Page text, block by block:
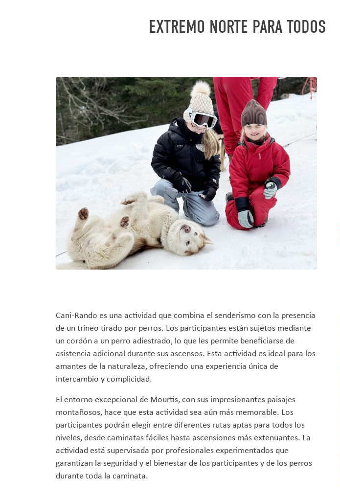
EXTREMO NORTE PARA TODOS
Cani-Rando es una actividad que combina el senderismo con la presencia
de un trineo tirado por perros. Los participantes están sujetos mediante
un cordón a un perro adiestrado, lo que les permite beneficiarse de
asistencia adicional durante sus ascensos. Esta actividad es ideal para los
amantes de la naturaleza, ofreciendo una experiencia única de
intercambio y complicidad.
El entorno excepcional de Mourtis, con sus impresionantes paisajes
montañosos, hace que esta actividad sea aún más memorable. Los
participantes podrán elegir entre diferentes rutas aptas para todos los
niveles, desde caminatas fáciles hasta ascensiones más extenuantes. La
actividad está supervisada por profesionales experimentados que
garantizan la seguridad y el bienestar de los participantes y de los perros
durante toda la caminata.